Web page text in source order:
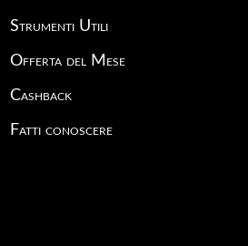
Strumenti Utili
Offerta del Mese
Cashback
Fatti conoscere